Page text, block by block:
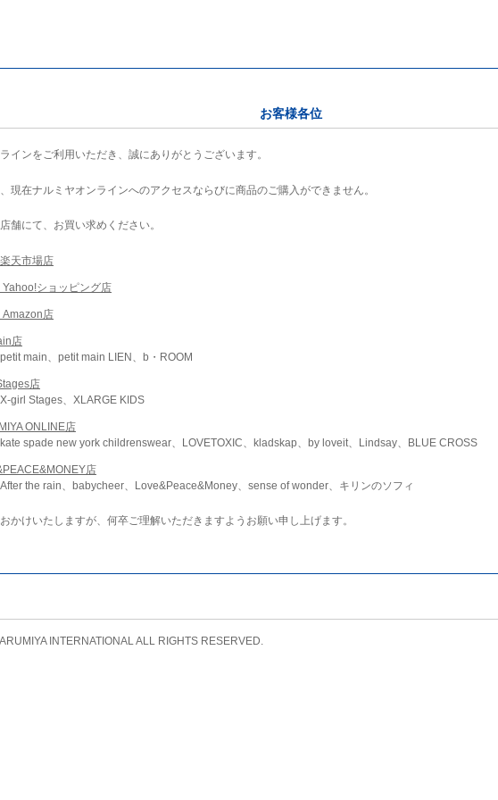
お客様各位
インをご利用いただき、誠にありがとうございます。
現在ナルミヤオンラインへのアクセスならびに商品のご購入ができません。
舗にて、お買い求めください。
天市場店
ショッピング店
Amazon店
店
main、petit main LIEN、b・ROOM
店
girl Stages、XLARGE KIDS
ONLINE店
spade new york childrenswear、LOVETOXIC、kladskap、by loveit、Lindsay、BLUE CROSS
店
the rain、babycheer、Love&Peace&Money、sense of wonder、キリンのソフィ
かけいたしますが、何卒ご理解いただきますようお願い申し上げます。